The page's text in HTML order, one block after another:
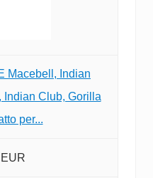
Macebell, Indian
Club, Gorilla
per...